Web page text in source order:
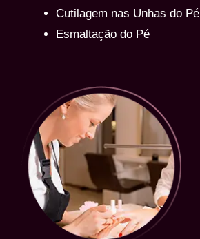
Cutilagem nas Unhas do Pé
Esmaltação do Pé